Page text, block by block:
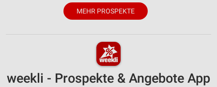
MEHR PROSPEKTE
weekli - Prospekte & Angebote App